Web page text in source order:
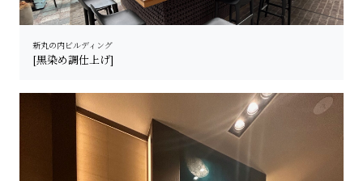
新丸の内ビルディング
[黒染め調仕上げ]